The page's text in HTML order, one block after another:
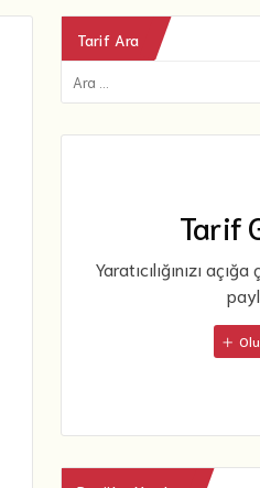
Tarif Ara
Tarif
Yaratıcılığınızı